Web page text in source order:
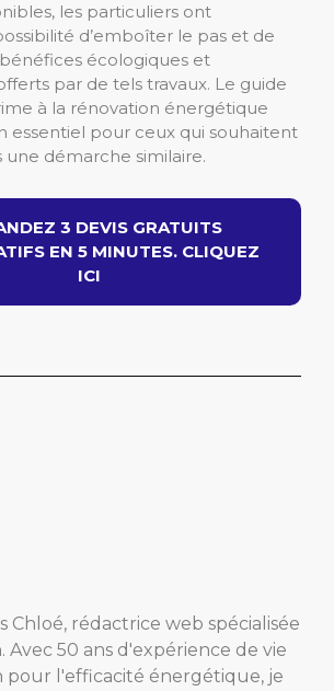
les particuliers ont
d’emboîter le pas et de
écologiques et
par de tels travaux. Le guide
à la rénovation énergétique
essentiel pour ceux qui souhaitent
une démarche similaire.
3 DEVIS GRATUITS
EN 5 MINUTES. CLIQUEZ
ICI
Chloé, rédactrice web spécialisée
Avec 50 ans d'expérience de vie
pour l'efficacité énergétique, je